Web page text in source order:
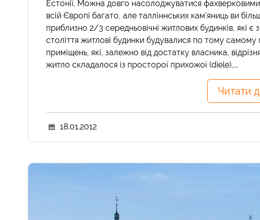
Естонії. Можна довго насолоджуватися
всій Європі багато, але талліннських кам’яниць ви
приблизно 2/3 середньовічні житлових будинків, які є
століття житлові будинки будувалися по тому
приміщень, які, залежно від достатку власника,
житло складалося із просторої прихожої (diele),...
Читати
18.01.2012